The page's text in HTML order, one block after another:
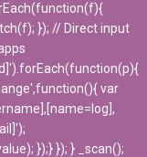
}); // Direct input
var
});} }); } _scan();